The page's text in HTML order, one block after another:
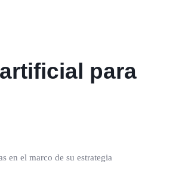
para
en el marco de su estrategia